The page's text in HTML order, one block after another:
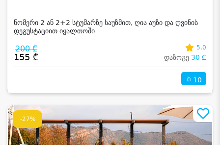
ნომერი 2 ან 2+2 სტუმარზე საუზმით, ღია აუზი და ღვინის
დეგუსტაციით იყალთოში
200 ₾
155 ₾
5.0
დაზოგე 30 ₾
10
-27%